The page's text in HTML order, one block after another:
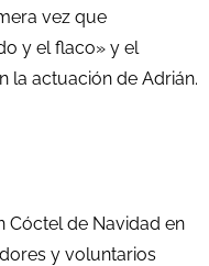
vez que
y el flaco» y el
la actuación de Adrián.
Cóctel de Navidad en
y voluntarios